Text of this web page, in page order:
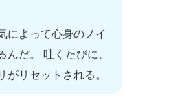
によって心身のノイ
んだ。 吐くたびに、
がリセットされる。